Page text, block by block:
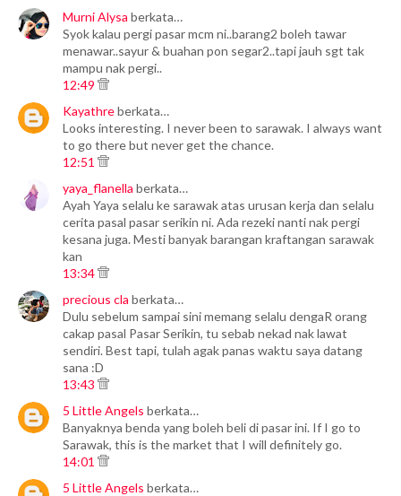
Murni Alysa berkata…
Syok kalau pergi pasar mcm ni..barang2 boleh tawar
menawar..sayur & buahan pon segar2..tapi jauh sgt tak
mampu nak pergi..
12:49
Kayathreberkata…
Looks interesting. I never been to sarawak. I always want
to go there but never get the chance.
12:51
yaya_flanella berkata…
Ayah Yaya selalu ke sarawak atas urusan kerja dan selalu
cerita pasal pasar serikin ni. Ada rezeki nanti nak pergi
kesana juga. Mesti banyak barangan kraftangan sarawak
kan
13:34
precious cla berkata…
Dulu sebelum sampai sini memang selalu dengaR orang
cakap pasal Pasar Serikin, tu sebab nekad nak lawat
sendiri. Best tapi, tulah agak panas waktu saya datang
sana :D
13:43
5 Little Angels berkata…
Banyaknya benda yang boleh beli di pasar ini. If I go to
Sarawak, this is the market that I will definitely go.
14:01
5 Little Angels berkata…